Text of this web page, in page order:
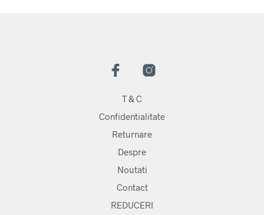
T & C
Confidentialitate
Returnare
Despre
Noutati
Contact
REDUCERI